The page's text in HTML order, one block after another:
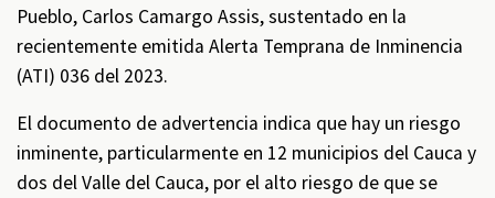
Pueblo, Carlos Camargo Assis, sustentado en la
recientemente emitida Alerta Temprana de Inminencia
(ATI) 036 del 2023.
El documento de advertencia indica que hay un riesgo
inminente, particularmente en 12 municipios del Cauca y
dos del Valle del Cauca, por el alto riesgo de que se